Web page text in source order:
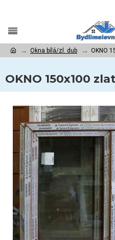
Okna bílá/zl. dub OKNO
OKNO 150x100